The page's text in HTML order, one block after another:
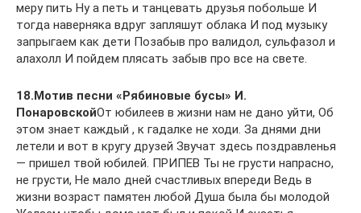
меру пить Ну а петь и танцевать друзья побольше И
тогда наверняка вдруг запляшут облака И под музыку
запрыгаем как дети Позабыв про валидол, сульфазол и
алахолл И пойдем плясать забыв про все на свете.
18.Мотив песни «Рябиновые бусы» И.
ПонаровскойОт юбилеев в жизни нам не дано уйти, Об
этом знает каждый , к гадалке не ходи. За днями дни
летели и вот в кругу друзей Звучат здесь поздравленья
— пришел твой юбилей. ПРИПЕВ Ты не грусти напрасно,
не грусти, Не мало дней счастливых впереди Ведь в
жизни возраст памятен любой Душа была бы молодой